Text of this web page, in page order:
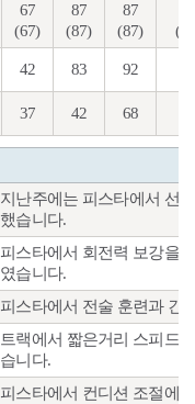
67
(67)
87
(87)
87
(87)
42 83 92
37 42 68
지난주에는 피스타에서 선
했습니다.
피스타에서 회전력 보강을
였습니다.
피스타에서 전술 훈련과 긴
트랙에서 짧은거리 스피드
습니다.
피스타에서 컨디션 조절에